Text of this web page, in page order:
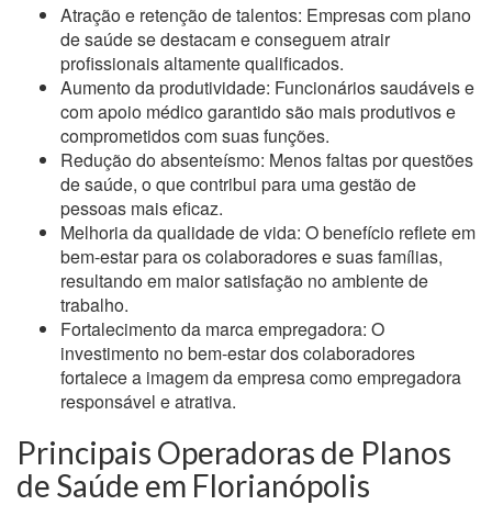
Atração e retenção de talentos: Empresas com plano
de saúde se destacam e conseguem atrair
profissionais altamente qualificados.
Aumento da produtividade: Funcionários saudáveis e
com apoio médico garantido são mais produtivos e
comprometidos com suas funções.
Redução do absenteísmo: Menos faltas por questões
de saúde, o que contribui para uma gestão de
pessoas mais eficaz.
Melhoria da qualidade de vida: O benefício reflete em
bem-estar para os colaboradores e suas famílias,
resultando em maior satisfação no ambiente de
trabalho.
Fortalecimento da marca empregadora: O
investimento no bem-estar dos colaboradores
fortalece a imagem da empresa como empregadora
responsável e atrativa.
Principais Operadoras de Planos
de Saúde em Florianópolis